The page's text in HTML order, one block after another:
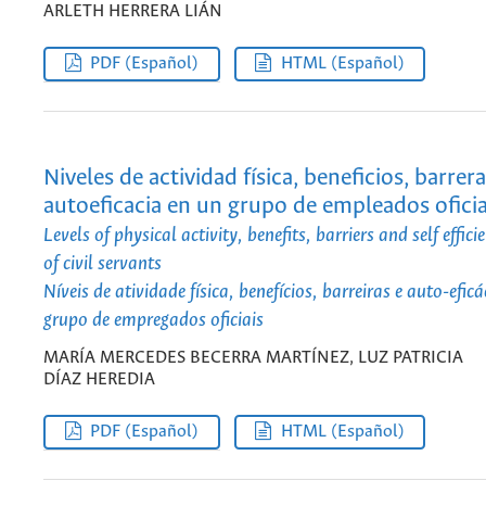
ARLETH HERRERA LIÁN
PDF (Español) HTML (Español)
Niveles de actividad física, beneficios,
autoeficacia en un grupo de empleados
Levels of physical activity, benefits, barriers and self
of civil servants
Níveis de atividade física, benefícios, barreiras e auto-
grupo de empregados oficiais
MARÍA MERCEDES BECERRA MARTÍNEZ, LUZ PATRICIA
DÍAZ HEREDIA
PDF (Español) HTML (Español)